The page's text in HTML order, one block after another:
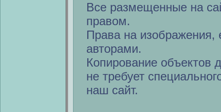
Все размещенные на
правом.
Права на изображения,
авторами.
Копирование объектов
не требует
наш сайт.